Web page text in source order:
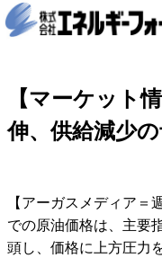
【マーケット
伸、供給減少
【アーガスメディア＝
での原油価格は、主要
頭し、価格に上方圧力